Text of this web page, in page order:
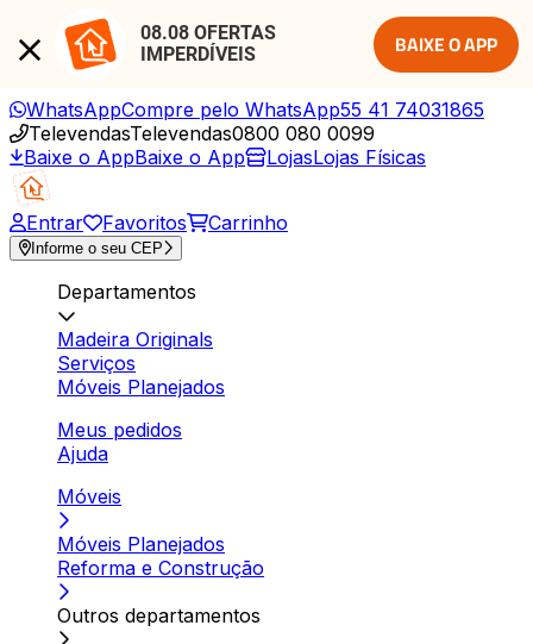
08.08 OFERTAS
IMPERDÍVEIS
BAIXE O APP
WhatsAppCompre pelo WhatsApp55 41 74031865
TelevendasTelevendas0800 080 0099
Baixe o AppBaixe o App LojasLojas Físicas
Entrar Favoritos Carrinho
Informe o seu CEP
Departamentos
Madeira Originals
Serviços
Móveis Planejados
Meus pedidos
Ajuda
Móveis
Móveis Planejados
Reforma e Construção
Outros departamentos